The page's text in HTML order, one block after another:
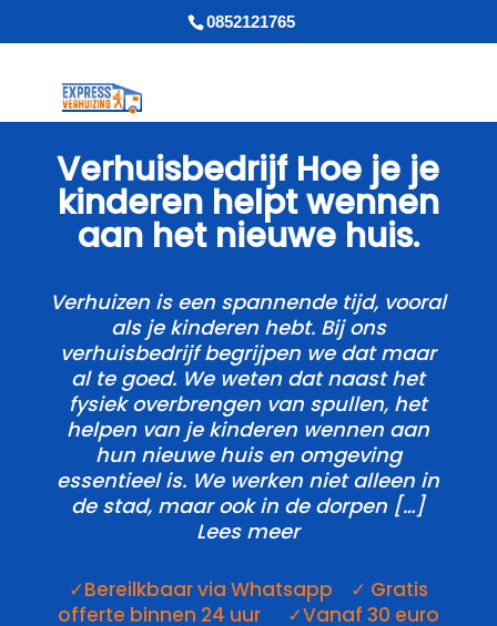
0852121765
Verhuisbedrijf Hoe je je
kinderen helpt wennen
aan het nieuwe huis.​
Verhuizen is een spannende tijd, vooral
als je kinderen hebt.​ Bij ons
verhuisbedrijf begrijpen we dat maar
al te goed.​ We weten dat naast het
fysiek overbrengen van spullen, het
helpen van je kinderen wennen aan
hun nieuwe huis en omgeving
essentieel is.​ We werken niet alleen in
de stad, maar ook in de dorpen […]
Lees meer
✓Bereilkbaar via Whatsapp ✓ Gratis
offerte binnen 24 uur ✓Vanaf 30 euro